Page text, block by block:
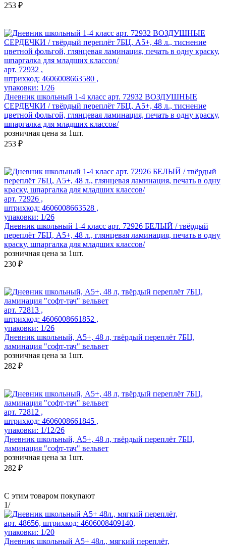
253 ₽
арт. 72932 ,
штрихкод: 4606008663580 ,
упаковки: 1/26
Дневник школьный 1-4 класс арт. 72932 ВОЗДУШНЫЕ
СЕРДЕЧКИ / твёрдый переплёт 7БЦ, А5+, 48 л., тиснение
цветной фольгой, глянцевая ламинация, печать в одну краску,
шпаргалка для младших классов/
розничная цена за 1шт.
253 ₽
арт. 72926 ,
штрихкод: 4606008663528 ,
упаковки: 1/26
Дневник школьный 1-4 класс арт. 72926 БЕЛЫЙ / твёрдый
переплёт 7БЦ, А5+, 48 л., глянцевая ламинация, печать в одну
краску, шпаргалка для младших классов/
розничная цена за 1шт.
230 ₽
арт. 72813 ,
штрихкод: 4606008661852 ,
упаковки: 1/26
Дневник школьный, А5+, 48 л, твёрдый переплёт 7БЦ,
ламинация "софт-тач" вельвет
розничная цена за 1шт.
282 ₽
арт. 72812 ,
штрихкод: 4606008661845 ,
упаковки: 1/12/26
Дневник школьный, А5+, 48 л, твёрдый переплёт 7БЦ,
ламинация "софт-тач" вельвет
розничная цена за 1шт.
282 ₽
С этим товаром покупают
1/
арт. 48656, штрихкод: 4606008409140,
упаковки: 1/20
Дневник школьный А5+ 48л., мягкий переплёт,